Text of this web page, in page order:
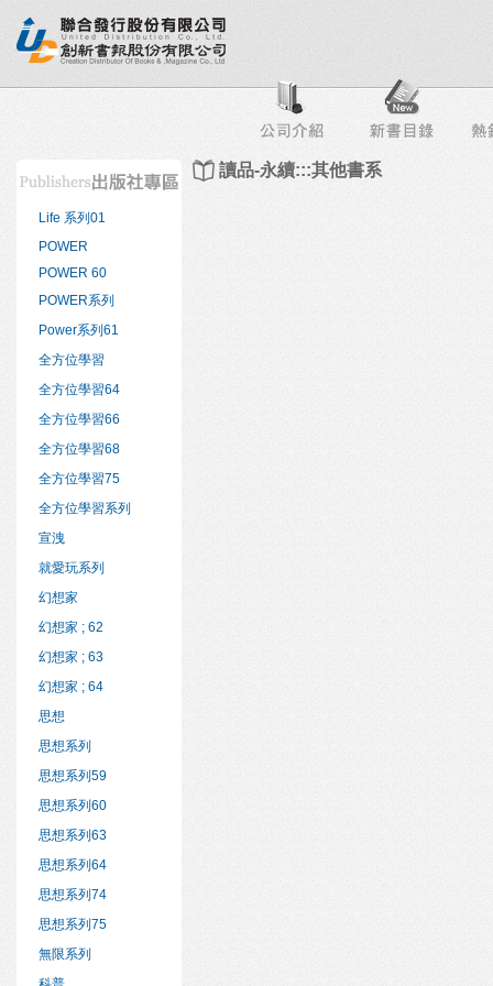
榜 出版社專區 書店專區 目錄下載 會員服務
Life 系列01
POWER
POWER 60
POWER系列
Power系列61
全方位學習
全方位學習64
全方位學習66
全方位學習68
全方位學習75
全方位學習系列
宣洩
就愛玩系列
幻想家
幻想家 ; 62
幻想家 ; 63
幻想家 ; 64
思想
思想系列
思想系列59
思想系列60
思想系列63
思想系列64
思想系列74
思想系列75
無限系列
讀品-永續:::其他書系